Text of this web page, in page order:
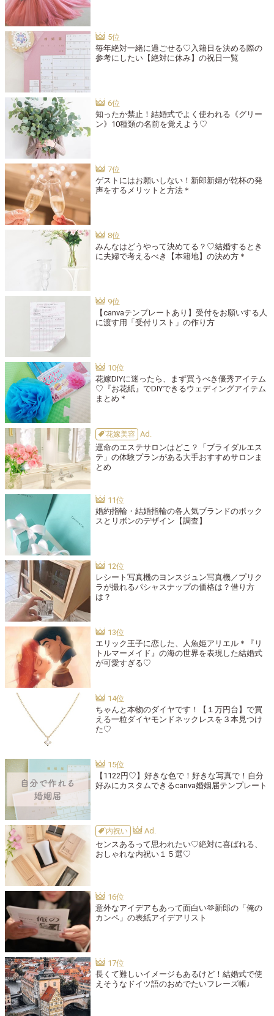
毎年絶対一緒に過ごせる♡入籍日を決める際の
参考にしたい【絶対に休み】の祝日一覧
知ったか禁止！結婚式でよく使われる《グリー
ン》10種類の名前を覚えよう♡
ゲストにはお願いしない！新郎新婦が乾杯の発
声をするメリットと方法＊
みんなはどうやって決めてる？♡結婚するとき
に夫婦で考えるべき【本籍地】の決め方＊
【canvaテンプレートあり】受付をお願いする人
に渡す用「受付リスト」の作り方
花嫁DIYに迷ったら、まず買うべき優秀アイテム
♡『お花紙』でDIYできるウェディングアイテム
まとめ＊
花嫁美容
運命のエステサロンはどこ？「ブライダルエス
テ」の体験プランがある大手おすすめサロンま
とめ
婚約指輪・結婚指輪の各人気ブランドのボック
スとリボンのデザイン【調査】
レシート写真機のヨンスジュン写真機／プリク
ラが撮れるパシャスナップの価格は？借り方
は？
エリック王子に恋した、人魚姫アリエル＊『リ
トルマーメイド』の海の世界を表現した結婚式
が可愛すぎる♡
ちゃんと本物のダイヤです！【１万円台】で買
える一粒ダイヤモンドネックレスを３本見つけ
た♡
【1122円♡】好きな色で！好きな写真で！自分
好みにカスタムできるcanva婚姻届テンプレート
内祝い
センスあるって思われたい♡絶対に喜ばれる、
おしゃれな内祝い１５選♡
意外なアイデアもあって面白い🫶新郎の「俺の
カンペ」の表紙アイデアリスト
長くて難しいイメージもあるけど！結婚式で使
えそうなドイツ語のおめでたいフレーズ帳♩